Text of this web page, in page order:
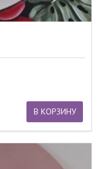
В КОРЗИНУ